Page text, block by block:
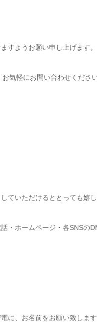
すようお願い申し上げます。
気軽にお問い合わせください
ていただけるととっても嬉し
・ホームページ・各SNSの
に、お名前をお願い致しま